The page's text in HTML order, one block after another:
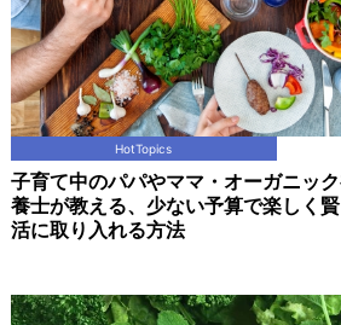
HotTopics
子育て中のパパやママ・オーガニッ
養士が教える、少ない予算で楽しく
活に取り入れる方法